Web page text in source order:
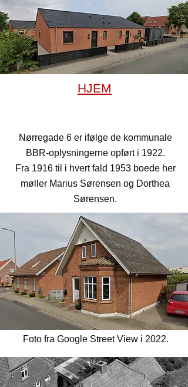
HJEM
Nørregade 6 er ifølge de kommunale
BBR-oplysningerne opført i 1922.
Fra 1916 til i hvert fald 1953 boede her
møller Marius Sørensen og Dorthea
Sørensen.
Foto fra Google Street View i 2022.